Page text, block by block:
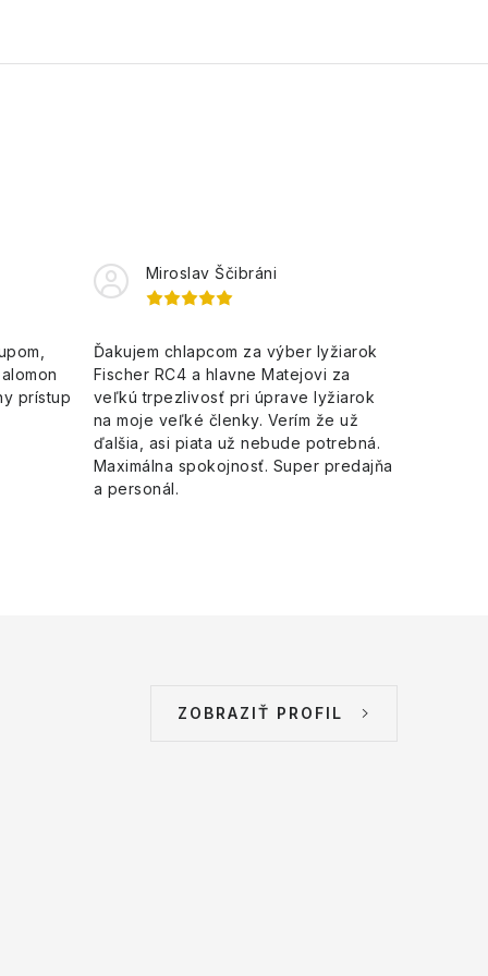
prístup
Miroslav Ščibráni
Ďakujem chlapcom za výber lyžiarok
Fischer RC4 a hlavne Matejovi za
veľkú trpezlivosť pri úprave lyžiarok
na moje veľké členky. Verím že už
ďalšia, asi piata už nebude potrebná.
Maximálna spokojnosť. Super predajňa
a personál.
ZOBRAZIŤ PROFIL